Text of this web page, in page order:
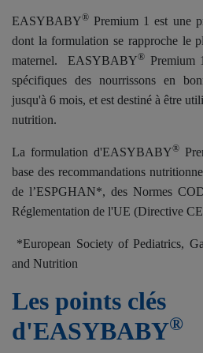
EASYBABY® Premium 1 est une
dont la formulation se rapproche le
maternel. EASYBABY® Premium
spécifiques des nourrissons en
jusqu'à 6 mois, et est destiné à être
nutrition.
La formulation d'EASYBABY®
base des recommandations
de l’ESPGHAN*, des Normes
Réglementation de l'UE (Directive
*European Society of Pediatrics,
and Nutrition
Les points clés
d'EASYBABY®